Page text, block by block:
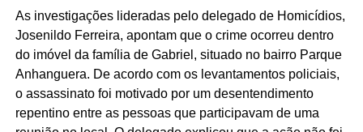
As investigações lideradas pelo delegado de Homicídios,
Josenildo Ferreira, apontam que o crime ocorreu dentro
do imóvel da família de Gabriel, situado no bairro Parque
Anhanguera. De acordo com os levantamentos policiais,
o assassinato foi motivado por um desentendimento
repentino entre as pessoas que participavam de uma